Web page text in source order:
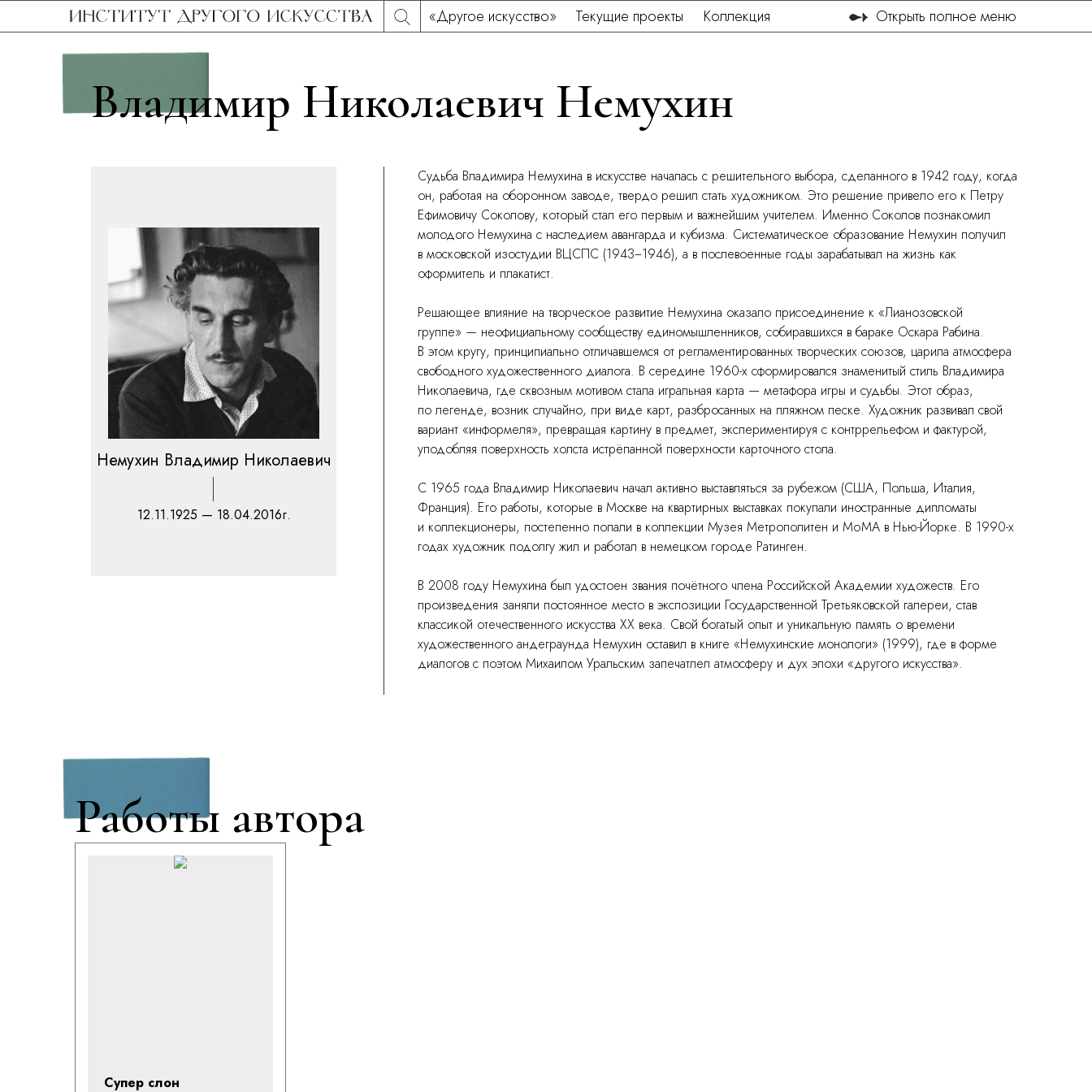
Коллекция Открыть полное меню
«Другое искусство» ➻
Текущие проекты
Судьба Владимира Немухина в искусстве началась с решительного выбора, сделанного в 1942 году, когда
он, работая на оборонном заводе, твердо решил стать художником. Это решение привело его к Петру
Ефимовичу Соколову, который стал его первым и важнейшим учителем. Именно Соколов познакомил
молодого Немухина с наследием авангарда и кубизма. Систематическое образование Немухин получил
в московской изостудии ВЦСПС (1943−1946), а в послевоенные годы зарабатывал на жизнь как
оформитель и плакатист.
Решающее влияние на творческое развитие Немухина оказало присоединение к «Лианозовской
группе» — неофициальному сообществу единомышленников, собиравшихся в бараке Оскара Рабина.
В этом кругу, принципиально отличавшемся от регламентированных творческих союзов, царила атмосфера
свободного художественного диалога. В середине 1960-х сформировался знаменитый стиль Владимира
Николаевича, где сквозным мотивом стала игральная карта — метафора игры и судьбы. Этот образ,
по легенде, возник случайно, при виде карт, разбросанных на пляжном песке. Художник развивал свой
вариант «информеля», превращая картину в предмет, экспериментируя с контррельефом и фактурой,
уподобляя поверхность холста истрёпанной поверхности карточного стола.
С 1965 года Владимир Николаевич начал активно выставляться за рубежом (США, Польша, Италия,
Франция). Его работы, которые в Москве на квартирных выставках покупали иностранные дипломаты
и коллекционеры, постепенно попали в коллекции Музея Метрополитен и MoMA в Нью-Йорке. В 1990-х
годах художник подолгу жил и работал в немецком городе Ратинген.
В 2008 году Немухина был удостоен звания почётного члена Российской Академии художеств. Его
произведения заняли постоянное место в экспозиции Государственной Третьяковской галереи, став
классикой отечественного искусства XX века. Свой богатый опыт и уникальную память о времени
художественного андеграунда Немухин оставил в книге «Немухинские монологи» (1999), где в форме
диалогов с поэтом Михаилом Уральским запечатлел атмосферу и дух эпохи «другого искусства».
Владимир Николаевич Немухин
Немухин Владимир Николаевич
12.11.1925 — 18.04.2016г.
Работы автора
Супер слон